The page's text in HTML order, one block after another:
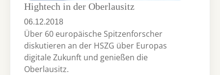
Hightech in der Oberlausitz
06.12.2018
Über 60 europäische Spitzenforscher
diskutieren an der HSZG über Europas
digitale Zukunft und genießen die
Oberlausitz.